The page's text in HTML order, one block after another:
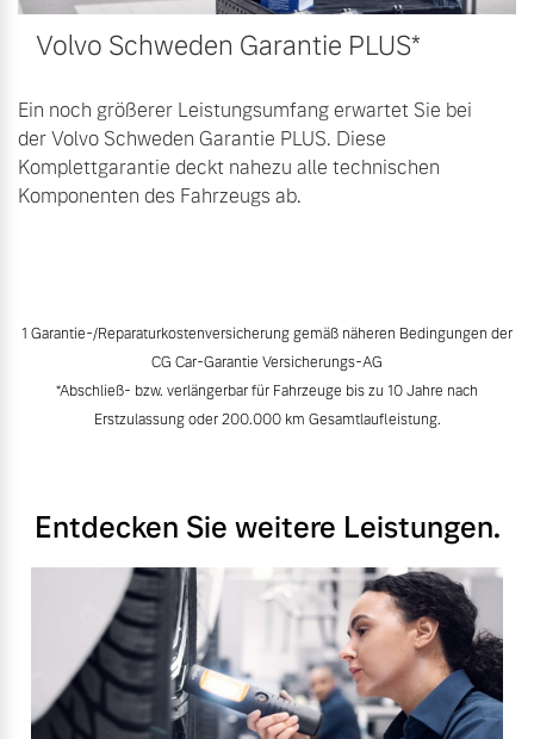
Volvo Schweden Garantie PLUS*
Ein noch größerer Leistungsumfang erwartet Sie bei
der Volvo Schweden Garantie PLUS. Diese
Komplettgarantie deckt nahezu alle technischen
Komponenten des Fahrzeugs ab.
1 Garantie-/Reparaturkostenversicherung gemäß näheren Bedingungen der
CG Car-Garantie Versicherungs-AG
*Abschließ- bzw. verlängerbar für Fahrzeuge bis zu 10 Jahre nach
Erstzulassung oder 200.000 km Gesamtlaufleistung.
Entdecken Sie weitere Leistungen.